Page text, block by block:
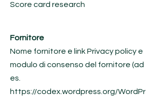
Score card research
Fornitore
Nome fornitore e link Privacy policy e
modulo di consenso del fornitore (ad
es.
https://codex.wordpress.org/WordPr